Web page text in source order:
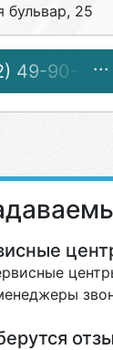
бульвар, 25
49-90-00